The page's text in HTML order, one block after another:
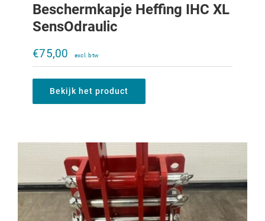
Beschermkapje Heffing IHC XL
SensOdraulic
€75,00
Bekijk het product
€200,00